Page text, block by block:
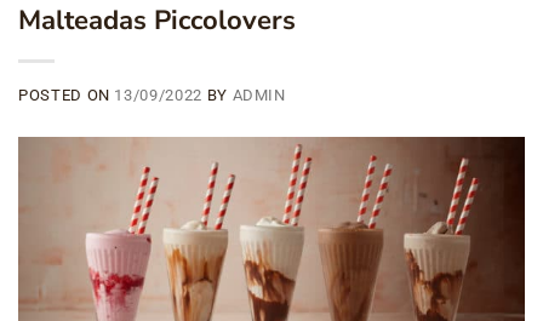
Malteadas Piccolovers
POSTED ON 13/09/2022 BY ADMIN